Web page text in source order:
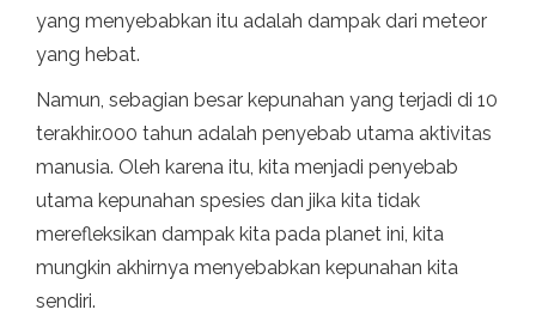
yang menyebabkan itu adalah dampak dari meteor
yang hebat.
Namun, sebagian besar kepunahan yang terjadi di 10
terakhir.000 tahun adalah penyebab utama aktivitas
manusia. Oleh karena itu, kita menjadi penyebab
utama kepunahan spesies dan jika kita tidak
merefleksikan dampak kita pada planet ini, kita
mungkin akhirnya menyebabkan kepunahan kita
sendiri.